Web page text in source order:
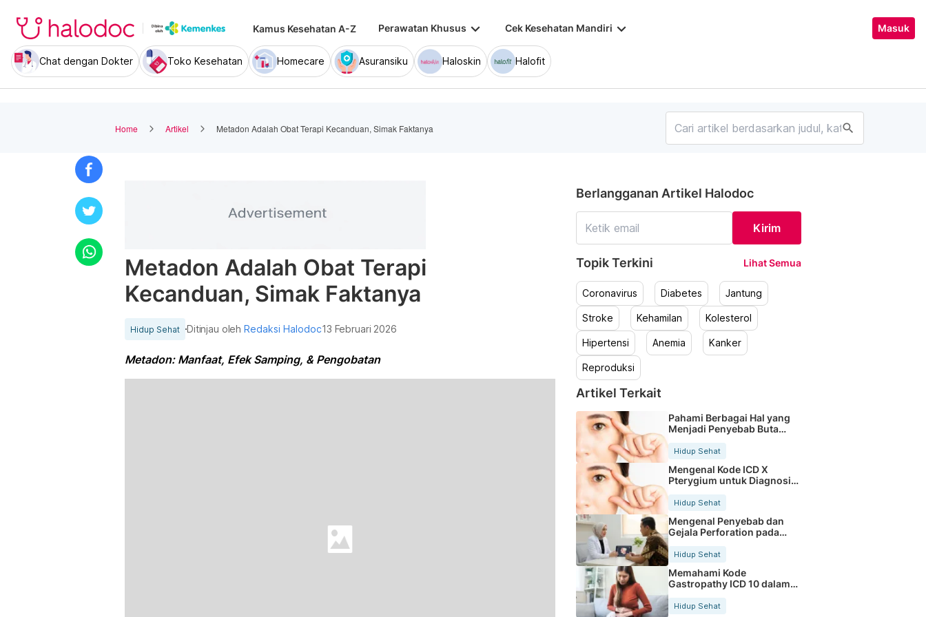
Kamus Kesehatan A-Z Perawatan Khusus keyboard_arrow_down Cek Kesehatan Mandiri keyboard_arrow_down Masuk
Chat dengan Dokter Toko Kesehatan Homecare Asuransiku Haloskin Halofit
Home Artikel Metadon Adalah Obat Terapi Kecanduan, Simak Faktanya search
Metadon Adalah Obat Terapi
Kecanduan, Simak Faktanya
Hidup Sehat Ditinjau olehRedaksi Halodoc13 Februari 2026
Metadon: Manfaat, Efek Samping, & Pengobatan
Berlangganan Artikel Halodoc
Kirim
Topik Terkini Lihat Semua
Coronavirus Diabetes Jantung
Stroke Kehamilan Kolesterol
Hipertensi Anemia Kanker
Reproduksi
Artikel Terkait
Pahami Berbagai Hal yang
Menjadi Penyebab Buta
Hidup Sehat
Mengenal Kode ICD X
Pterygium untuk Diagnosis
Hidup Sehat
Mengenal Penyebab dan
Gejala Perforation pada
Tubuh
Hidup Sehat
Memahami Kode
Gastropathy ICD 10 dalam
Rekam Medis Pasien
Hidup Sehat